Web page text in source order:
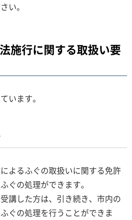
い。
施行に関する取扱い要
います。
よるふぐの取扱いに関する免許
ぐの処理ができます。
講した方は、引き続き、市内の
ぐの処理を行うことができま